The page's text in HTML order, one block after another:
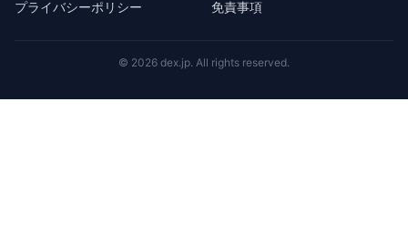
プライバシーポリシー
免責事項
© 2026 dex.jp. All rights reserved.